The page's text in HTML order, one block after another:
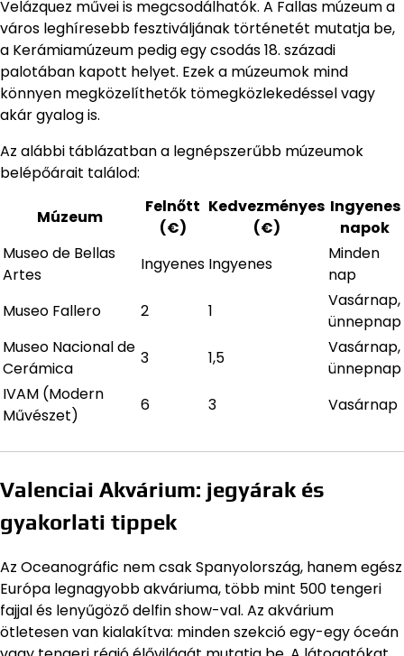
Velázquez művei is megcsodálhatók. A Fallas múzeum a
város leghíresebb fesztiváljának történetét mutatja be,
a Kerámiamúzeum pedig egy csodás 18. századi
palotában kapott helyet. Ezek a múzeumok mind
könnyen megközelíthetők tömegközlekedéssel vagy
akár gyalog is.
Az alábbi táblázatban a legnépszerűbb múzeumok
belépőárait találod:
Múzeum
Felnőtt
(€)
Kedvezményes
(€)
Ingyenes
napok
Museo de Bellas
Artes
Ingyenes Ingyenes
Minden
nap
Museo Fallero
2 1
Vasárnap,
ünnepnap
Museo Nacional de
Cerámica
3 1,5
Vasárnap,
ünnepnap
IVAM (Modern
Művészet)
6 3 Vasárnap
Valenciai Akvárium: jegyárak és
gyakorlati tippek
Az Oceanográfic nem csak Spanyolország, hanem egész
Európa legnagyobb akváriuma, több mint 500 tengeri
fajjal és lenyűgöző delfin show-val. Az akvárium
ötletesen van kialakítva: minden szekció egy-egy óceán